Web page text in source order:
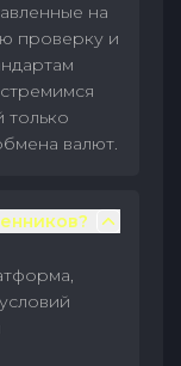
на
проверку и
только
валют.